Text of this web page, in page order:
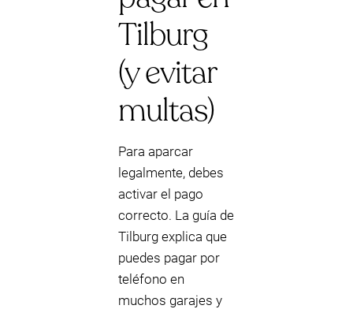
Tilburg
(y evitar
multas)
Para aparcar
legalmente, debes
activar el pago
correcto. La guía de
Tilburg explica que
puedes pagar por
teléfono en
muchos garajes y